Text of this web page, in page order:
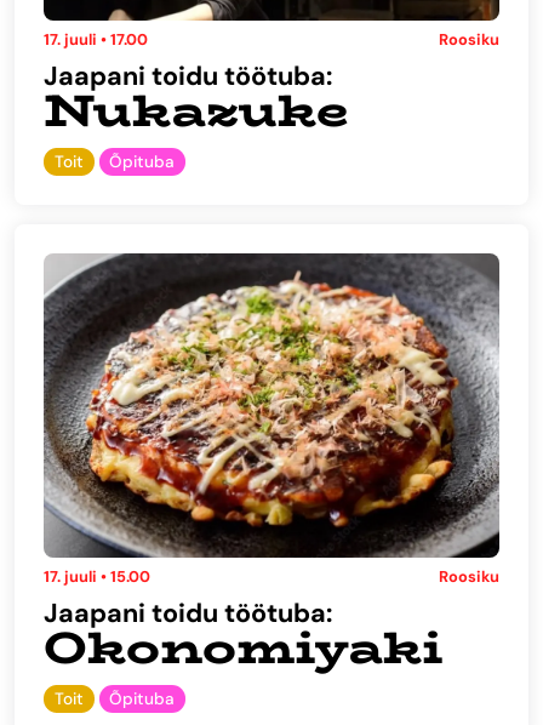
17. juuli • 17.00 Roosiku
Jaapani toidu töötuba:
Nukazuke
Toit Õpituba
17. juuli • 15.00 Roosiku
Jaapani toidu töötuba:
Okonomiyaki
Toit Õpituba